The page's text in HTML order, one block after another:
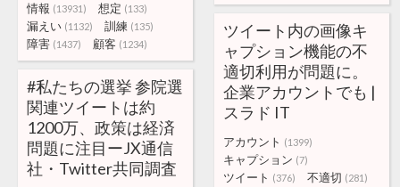
情報 (13931) 想定 (133)
漏えい (1132) 訓練 (135)
障害 (1437) 顧客 (1234)
ツイート内の画像キ
ャプション機能の不
適切利用が問題に。
企業アカウントでも |
スラド IT
アカウント (1399)
キャプション (7)
ツイート (376) 不適切 (281)
#私たちの選挙 参院選
関連ツイートは約
1200万、政策は経済
問題に注目ーJX通信
社・Twitter共同調査